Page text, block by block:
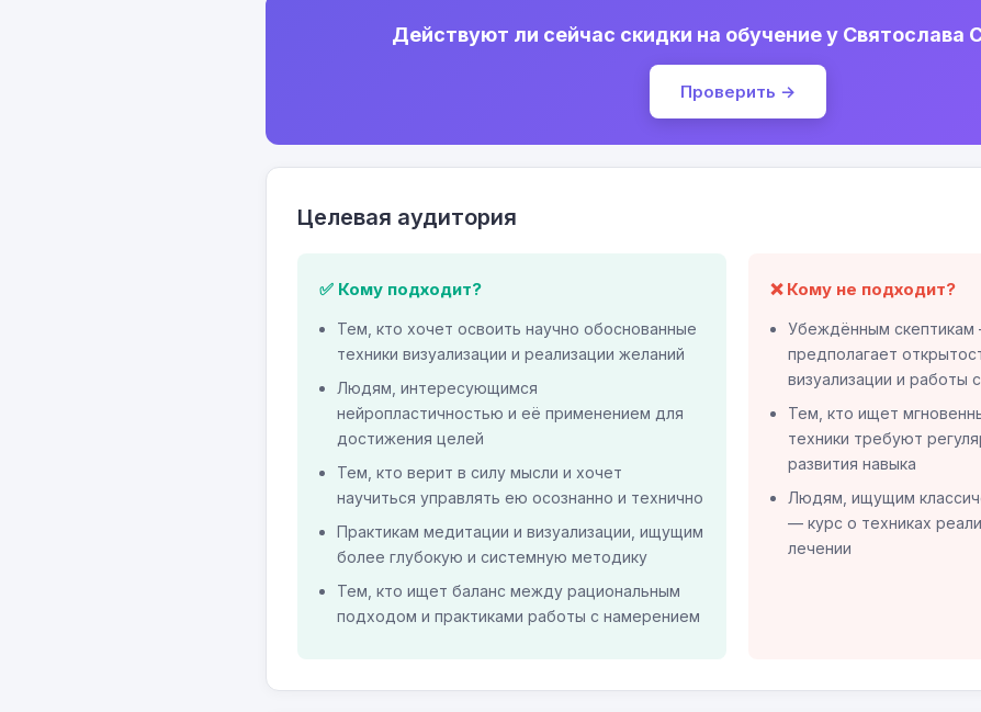
Действуют ли сейчас скидки на обучение у Святослава
Проверить →
Целевая аудитория
✅ Кому подходит?
Тем, кто хочет освоить научно обоснованные
техники визуализации и реализации желаний
Людям, интересующимся
нейропластичностью и её применением для
достижения целей
Тем, кто верит в силу мысли и хочет
научиться управлять ею осознанно и технично
Практикам медитации и визуализации, ищущим
более глубокую и системную методику
Тем, кто ищет баланс между рациональным
подходом и практиками работы с намерением
❌ Кому не подходит?
Убеждённым
предполагает
визуализации и работы
Тем, кто ищет
техники требуют
развития навыка
Людям, ищущим
— курс о техниках
лечении